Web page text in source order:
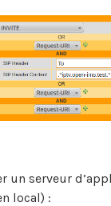
un serveur
local) :